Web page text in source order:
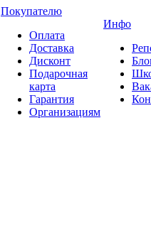
Покупателю
Оплата
Доставка
Дисконт
Подарочная
карта
Гарантия
Организациям
Инфо